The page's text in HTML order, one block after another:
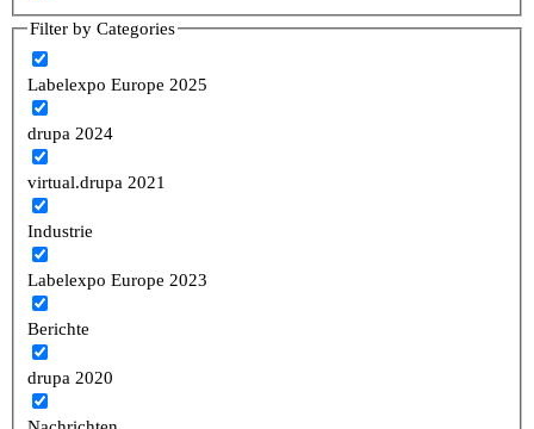
Filter by Categories
Labelexpo Europe 2025
drupa 2024
virtual.drupa 2021
Industrie
Labelexpo Europe 2023
Berichte
drupa 2020